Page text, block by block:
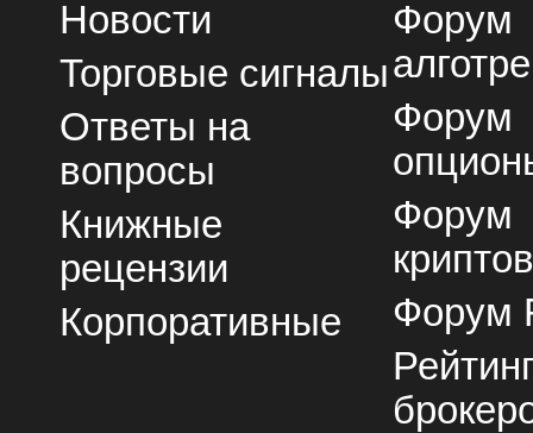
Новости
Торговые сигналы
Ответы на
вопросы
Книжные
рецензии
Корпоративные
Форум
Форум
Форум
Форум